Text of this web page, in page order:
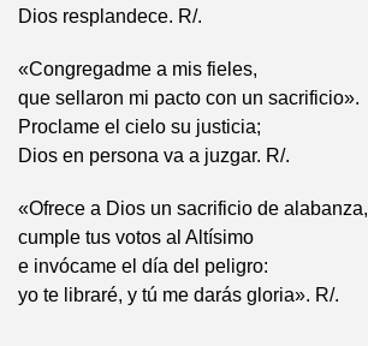
Dios resplandece. R/.
«Congregadme a mis fieles,
que sellaron mi pacto con un sacrificio».
Proclame el cielo su justicia;
Dios en persona va a juzgar. R/.
«Ofrece a Dios un sacrificio de alabanza,
cumple tus votos al Altísimo
e invócame el día del peligro:
yo te libraré, y tú me darás gloria». R/.